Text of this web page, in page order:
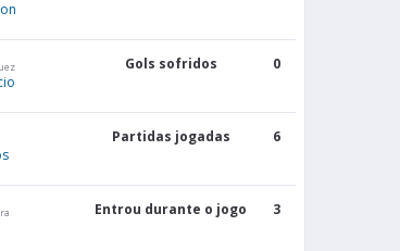
Gols sofridos 0
Partidas jogadas 6
Entrou durante o jogo 3